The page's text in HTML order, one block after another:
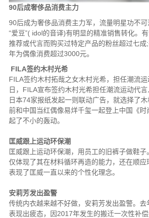
90后成奢侈品消费主力
90后成为奢侈品消费主力军，流量明星功不可
“爱豆”( idol的音译)有明显的精准销售转化。
推荐或代言而购买过特定产品的粉丝超过七成
年为偶像消费超过3000元。
FILA签约木村光希
FILA签约木村拓哉之女木村光希，担任潮流
日，FILA宣布签约木村光希担任潮流运动代言
日本74家报纸发起一则联动广告，就选择了
前和中国当红偶像易烊千玺一起登上中国《时
起了不小的轰动。
匡威跟上运动环保潮
匡威跟上运动环保潮，用员工的旧裤子做鞋
仅体现了其在材料循环再造的能力，还在顺
表现了匡威一直以来的个性化理念。
安莉芳发出盈警
传统内衣越来越不好做，安莉芳发出盈警。
表现出疲态，因2017年发生的搬迁一次性补